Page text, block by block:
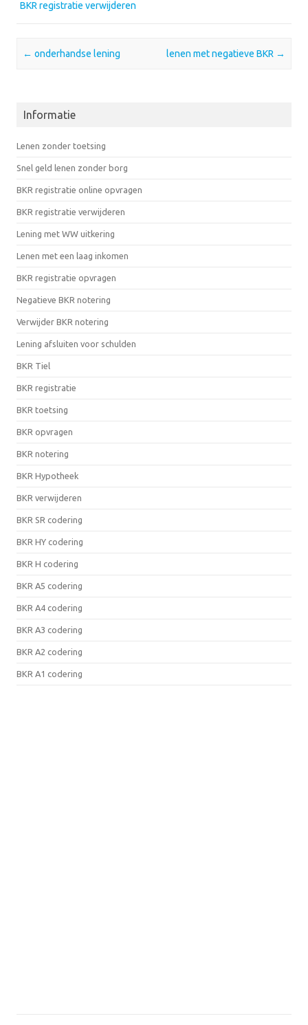
BKR registratie verwijderen
Post navigation
← onderhandse lening lenen met negatieve BKR →
Informatie
Lenen zonder toetsing
Snel geld lenen zonder borg
BKR registratie online opvragen
BKR registratie verwijderen
Lening met WW uitkering
Lenen met een laag inkomen
BKR registratie opvragen
Negatieve BKR notering
Verwijder BKR notering
Lening afsluiten voor schulden
BKR Tiel
BKR registratie
BKR toetsing
BKR opvragen
BKR notering
BKR Hypotheek
BKR verwijderen
BKR SR codering
BKR HY codering
BKR H codering
BKR A5 codering
BKR A4 codering
BKR A3 codering
BKR A2 codering
BKR A1 codering